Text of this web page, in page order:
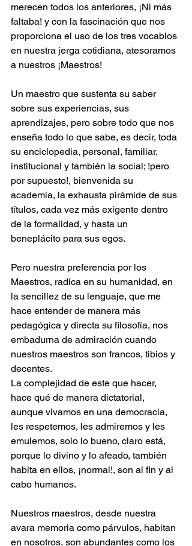
merecen todos los anteriores, ¡Ni más
faltaba! y con la fascinación que nos
proporciona el uso de los tres vocablos
en nuestra jerga cotidiana, atesoramos
a nuestros ¡Maestros!
Un maestro que sustenta su saber
sobre sus experiencias, sus
aprendizajes, pero sobre todo que nos
enseña todo lo que sabe, es decir, toda
su enciclopedia, personal, familiar,
institucional y también la social; !pero
por supuesto!, bienvenida su
academia, la exhausta pirámide de sus
títulos, cada vez más exigente dentro
de la formalidad, y hasta un
beneplácito para sus egos.
Pero nuestra preferencia por los
Maestros, radica en su humanidad, en
la sencillez de su lenguaje, que me
hace entender de manera más
pedagógica y directa su filosofía, nos
embadurna de admiración cuando
nuestros maestros son francos, tibios y
decentes.
La complejidad de este que hacer,
hace qué de manera dictatorial,
aunque vivamos en una democracia,
les respetemos, les admiremos y les
emulemos, solo lo bueno, claro está,
porque lo divino y lo afeado, también
habita en ellos, ¡normal!, son al fin y al
cabo humanos.
Nuestros maestros, desde nuestra
avara memoria como párvulos, habitan
en nosotros, son abundantes como los